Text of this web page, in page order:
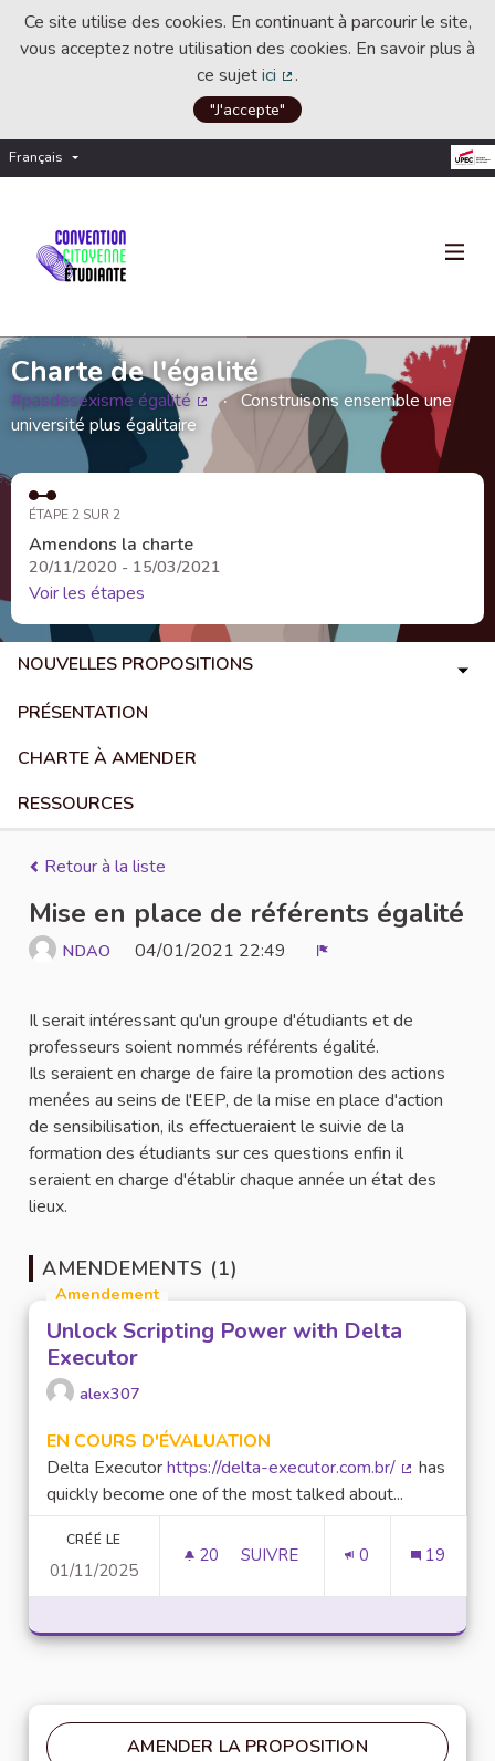
Ce site utilise des cookies. En continuant à parcourir le site,
vous acceptez notre utilisation des cookies. En savoir plus à
ce sujetici
(Lien externe)
.
"J'accepte"
Français Choisir la langue
Charte de l'égalité
#pasdesexisme égalité
(Lien externe)
Construisons ensemble une
université plus égalitaire
ÉTAPE 2 SUR 2
Amendons la charte
20/11/2020 - 15/03/2021
Voir les étapes
NOUVELLES PROPOSITIONS
PRÉSENTATION
CHARTE À AMENDER
RESSOURCES
Retour à la liste
Mise en place de référents égalité
NDAO 04/01/2021 22:49
Il serait intéressant qu'un groupe d'étudiants et de
professeurs soient nommés référents égalité.
Ils seraient en charge de faire la promotion des actions
menées au seins de l'EEP, de la mise en place d'action
de sensibilisation, ils effectueraient le suivie de la
formation des étudiants sur ces questions enfin il
seraient en charge d'établir chaque année un état des
lieux.
AMENDEMENTS (1)
Amendement
Unlock Scripting Power with Delta
Executor
alex307
EN COURS D'ÉVALUATION
Delta Executorhttps://delta-executor.com.br/
has
quickly become one of the most talked about...
CRÉÉ LE
01/11/2025
20 20 ABONNÉS
SUIVRE 0 19
AMENDER LA PROPOSITION